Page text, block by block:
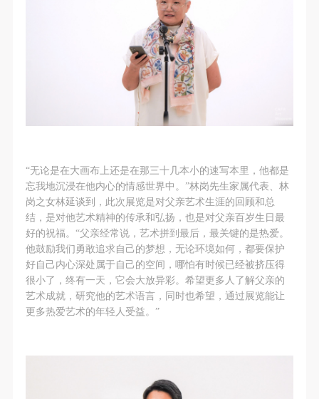
“无论是在大画布上还是在那三十几本小的速写本里，他都是
忘我地沉浸在他内心的情感世界中。”林岗先生家属代表、林
岗之女林延谈到，此次展览是对父亲艺术生涯的回顾和总
结，是对他艺术精神的传承和弘扬，也是对父亲百岁生日最
好的祝福。“父亲经常说，艺术拼到最后，最关键的是热爱。
他鼓励我们勇敢追求自己的梦想，无论环境如何，都要保护
好自己内心深处属于自己的空间，哪怕有时候已经被挤压得
很小了，终有一天，它会大放异彩。希望更多人了解父亲的
艺术成就，研究他的艺术语言，同时也希望，通过展览能让
更多热爱艺术的年轻人受益。”